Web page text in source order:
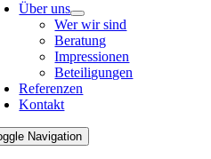
Über uns
Wer wir sind
Beratung
Impressionen
Beteiligungen
Referenzen
Kontakt
Navigation